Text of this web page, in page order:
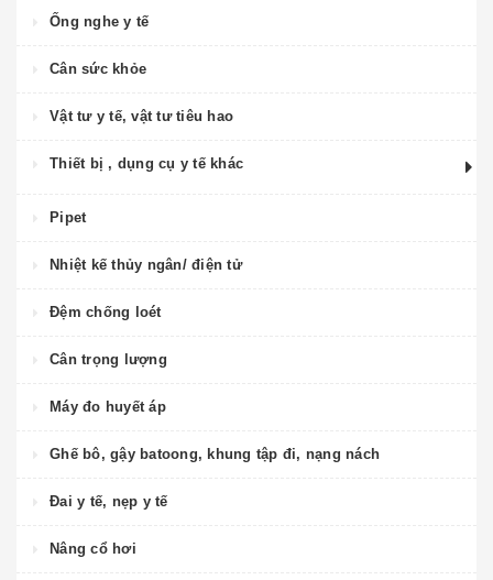
Ống nghe y tế
Cân sức khỏe
Vật tư y tế, vật tư tiêu hao
Thiết bị , dụng cụ y tế khác
Pipet
Nhiệt kế thủy ngân/ điện tử
Đệm chống loét
Cân trọng lượng
Máy đo huyết áp
Ghế bô, gậy batoong, khung tập đi, nạng nách
Đai y tế, nẹp y tế
Nâng cổ hơi